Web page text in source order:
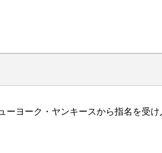
ーヨーク・ヤンキースから指名を受け